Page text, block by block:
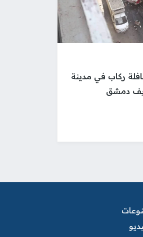
ركاب في مدينة
دمشق